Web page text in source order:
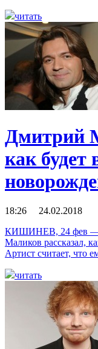
читать
Дмитрий
как будет
18:26 24.02.2018
КИШИНЕВ, 24 фев —
Маликов рассказал,
Артист считает, что
читать